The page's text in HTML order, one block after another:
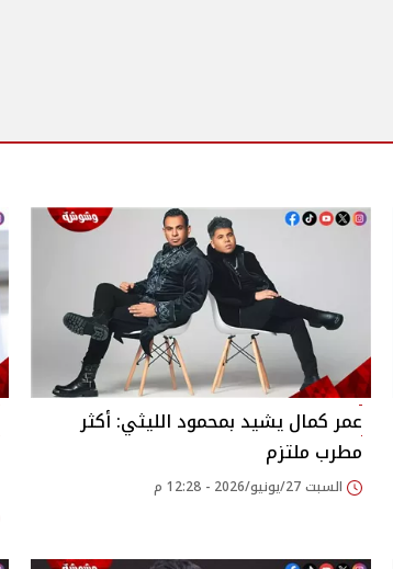
عمر كمال يشيد بمحمود الليثي: أكثر
مطرب ملتزم
السبت 27/يونيو/2026 - 12:28 م